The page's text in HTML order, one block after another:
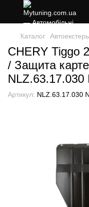
Каталог
CHERY Tiggo
/ Защита
NLZ.63.17.030
Артикул: NLZ.63.17.030